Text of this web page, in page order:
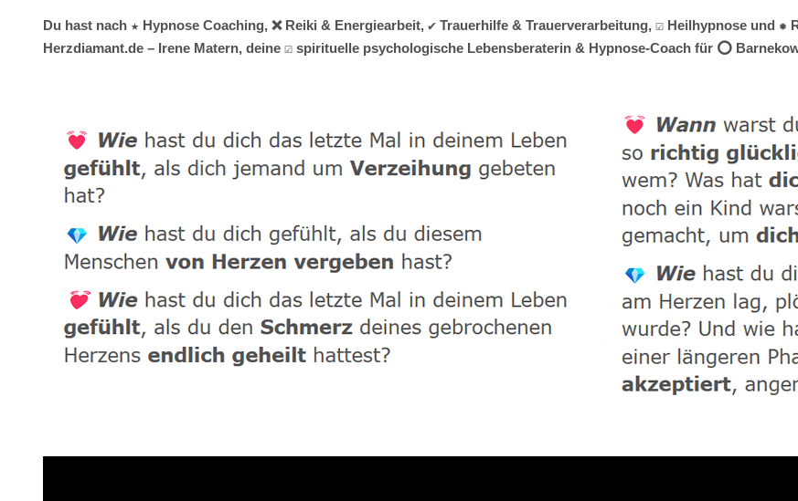
Du hast nach ★ Hypnose Coaching, ❌ Reiki & Energiearbeit, ✔️ Trauerhilfe & Trauerverarbeitung, ☑️ Heilhypnose und
Herzdiamant.de – Irene Matern, deine ☑️ spirituelle psychologische Lebensberaterin & Hypnose-Coach für ⭕